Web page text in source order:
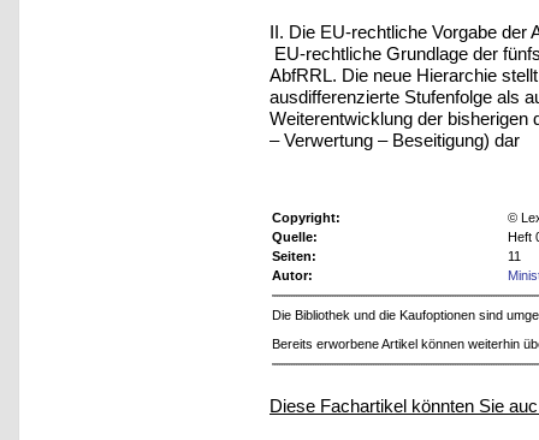
II. Die EU-rechtliche Vorgabe der
EU-rechtliche Grundlage der
AbfRRL. Die neue Hierarchie
ausdifferenzierte Stufenfolge als
Weiterentwicklung der bisherigen
– Verwertung – Beseitigung) dar
Copyright:
©
Quelle:
Heft
Seiten:
11
Autor:
Die Bibliothek und die Kaufoptionen sind
Bereits erworbene Artikel können weiterhin
Diese Fachartikel könnten Sie